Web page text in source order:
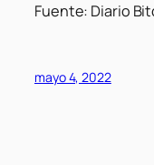
Fuente: Diario
mayo 4, 2022